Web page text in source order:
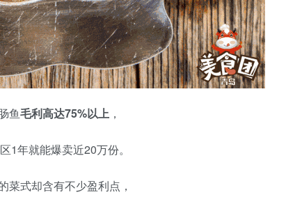
鱼毛利高达75%以上 ，
1年就能爆卖近20万份。
菜式却含有不少盈利点，